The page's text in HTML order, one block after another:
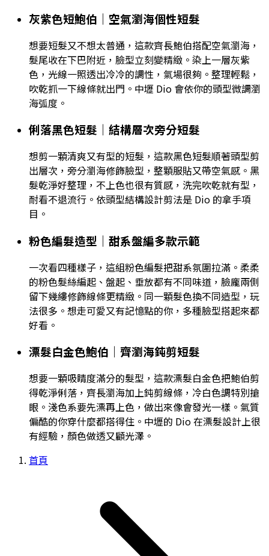
灰紫色短鮑伯｜空氣瀏海個性短髮
想要短髮又不想太普通，這款齊長鮑伯搭配空氣瀏海，
髮尾收在下巴附近，臉型立刻變精緻。染上一層灰紫
色，光線一照透出冷冷的調性，氣場很夠。整理輕鬆，
吹乾抓一下線條就出門。中壢 Dio 會依你的頭型微調瀏
海弧度。
俐落黑色短髮｜結構層次旁分短髮
想剪一顆清爽又有型的短髮，這款黑色短髮順著頭型剪
出層次，旁分瀏海修飾臉型，整顆服貼又帶空氣感。黑
髮乾淨好整理，不上色也很有質感，洗完吹乾就有型，
耐看不退流行。依頭型結構設計剪法是 Dio 的拿手項
目。
粉色編髮造型｜甜系盤編多款示範
一次看四種樣子，這組粉色編髮把甜系氛圍拉滿。柔柔
的粉色髮絲編起、盤起、垂放都有不同味道，臉龐兩側
留下幾縷修飾線條更精緻。同一顆髮色換不同造型，玩
法很多。想走可愛又有記憶點的你，多種臉型搭起來都
好看。
漂髮白金色鮑伯｜齊瀏海鈍剪短髮
想要一顆吸睛度滿分的髮型，這款漂髮白金色把鮑伯剪
得乾淨俐落，齊長瀏海加上鈍剪線條，冷白色調特別搶
眼。淺色系要先漂再上色，做出來像會發光一樣。氣質
偏酷的你穿什麼都搭得住。中壢的 Dio 在漂髮設計上很
有經驗，顏色做透又顧光澤。
首頁